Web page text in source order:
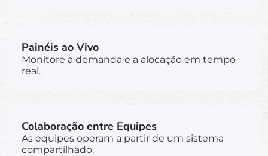
Painéis ao Vivo
Monitore a demanda e a alocação em tempo
real.
Colaboração entre Equipes
As equipes operam a partir de um sistema
compartilhado.